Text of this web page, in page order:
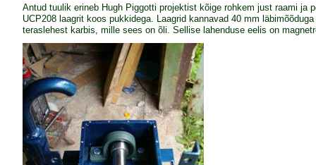
Antud tuulik erineb Hugh Piggotti projektist kõige rohkem just raami ja
UCP208 laagrit koos pukkidega. Laagrid kannavad 40 mm
teraslehest karbis, mille sees on õli. Sellise lahenduse eelis on